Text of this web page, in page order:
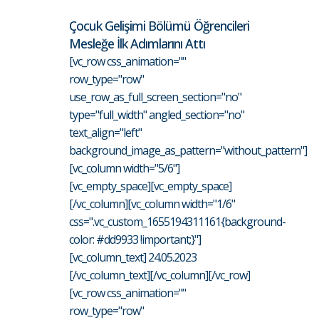
Çocuk Gelişimi Bölümü Öğrencileri
Mesleğe İlk Adımlarını Attı
[vc_row css_animation=""
row_type="row"
use_row_as_full_screen_section="no"
type="full_width" angled_section="no"
text_align="left"
background_image_as_pattern="without_pattern"]
[vc_column width="5/6"]
[vc_empty_space][vc_empty_space]
[/vc_column][vc_column width="1/6"
css=".vc_custom_1655194311161{background-
color: #dd9933 !important;}"]
[vc_column_text] 24.05.2023
[/vc_column_text][/vc_column][/vc_row]
[vc_row css_animation=""
row_type="row"